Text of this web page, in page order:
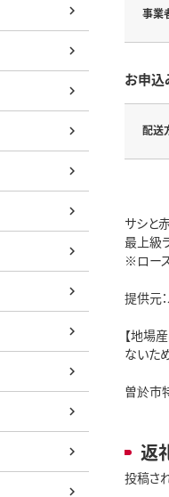
事業
お申込
配送
サシと
最上級
※ロー
提供元
【地場
ないた
曽於市
返
投稿さ